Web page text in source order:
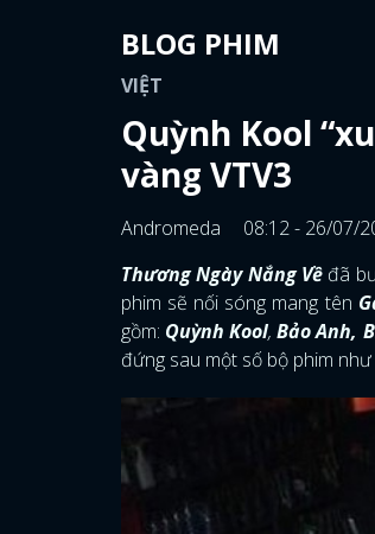
BLOG PHIM
VIỆT
Quỳnh Kool
vàng VTV3
Andromeda
08:12 - 26/07/
Thương Ngày Nắng Về đã
phim sẽ nối sóng mang tên
gồm: Quỳnh Kool,Bảo Anh,
đứng sau một số bộ phim như